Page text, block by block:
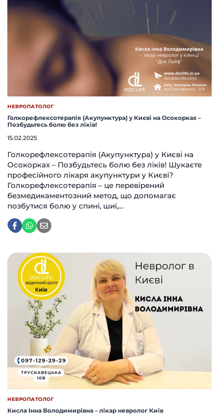
НЕВРОПАТОЛОГ
Голкорефлексотерапія (Акупунктура) у Києві на Осокорках –
Позбудьтесь болю без ліків!
15.02.2025
Голкорефлексотерапія (Акупунктура) у Києві на
Осокорках – Позбудьтесь болю без ліків! Шукаєте
професійного лікаря акупунктури у Києві?
Голкорефлексотерапія – це перевірений
безмедикаментозний метод, що допомагає
позбутися болю у спині, шиї,…
НЕВРОПАТОЛОГ
Кисла Інна Володимирівна – лікар невролог Київ